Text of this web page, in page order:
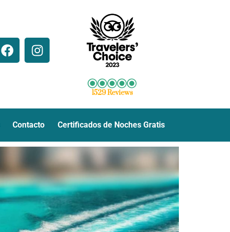
1529 Reviews
Contacto Certificados de Noches Gratis